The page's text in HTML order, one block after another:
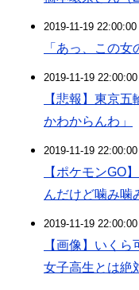
2019-11-19
「あっ、この
2019-11-19
【悲報】東京
かわからんわ」
2019-11-19
【ポケモンGO
んだけど噛み噛
2019-11-19
【画像】いく
女子高生とは絶